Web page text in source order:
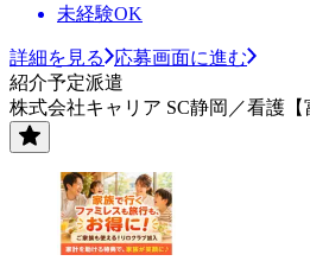
未経験OK
詳細を見る
応募画面に進む
紹介予定派遣
株式会社キャリア SC静岡／看護【